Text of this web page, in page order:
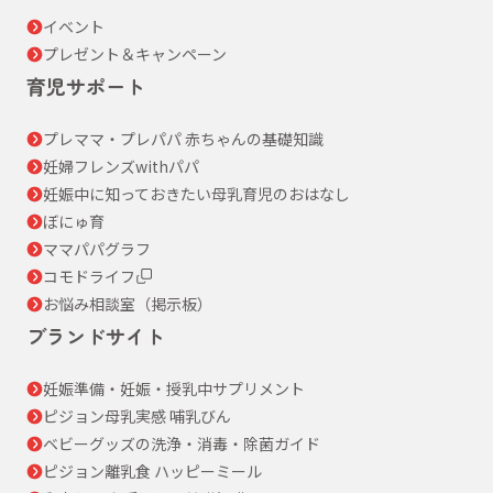
イベント
プレゼント＆キャンペーン
育児サポート
プレママ・プレパパ 赤ちゃんの基礎知識
妊婦フレンズwithパパ
妊娠中に知っておきたい母乳育児のおはなし
ぼにゅ育
ママパパグラフ
コモドライフ
お悩み相談室（掲示板）
ブランドサイト
妊娠準備・妊娠・授乳中サプリメント
ピジョン母乳実感 哺乳びん
ベビーグッズの洗浄・消毒・除菌ガイド
ピジョン離乳食 ハッピーミール